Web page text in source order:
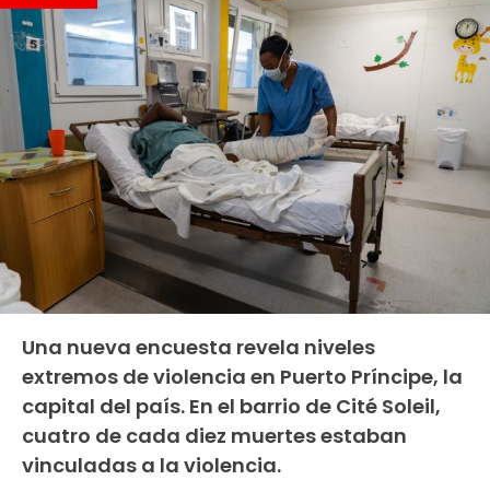
Una nueva encuesta revela niveles
extremos de violencia en Puerto Príncipe, la
capital del país. En el barrio de Cité Soleil,
cuatro de cada diez muertes estaban
vinculadas a la violencia.